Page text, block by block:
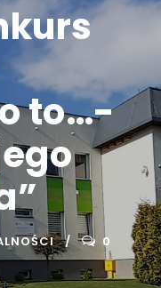
to…-
0